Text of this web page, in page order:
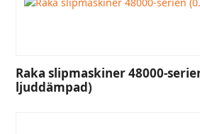
Raka slipmaskiner 48000-
ljuddämpad)